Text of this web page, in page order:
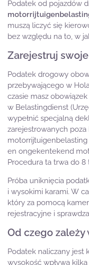
Podatek od pojazdów
muszą liczyć się
bez względu na to, w
Zarejestruj
Podatek drogowy
przebywającego w
czasie masz
w Belastingdienst
wypełnić specjalną
zarejestrowanych
en ongekentekend
Procedura ta trwa do 8
Próba uniknięcia
i wysokimi karami. W
który za pomocą
rejestracyjne i
Od czego zależy
Podatek naliczany jest
wysokość wpływa